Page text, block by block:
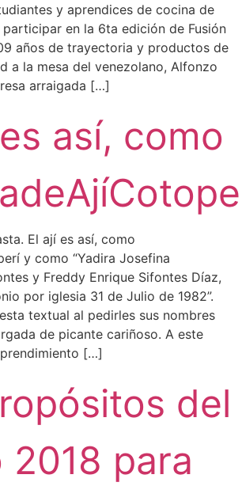
y aprendices de cocina de
en la 6ta edición de Fusión
años de trayectoria y productos de
a la mesa del venezolano, Alfonzo
arraigada […]
así, como
El ají es así, como
y como “Yadira Josefina
y Freddy Enrique Sifontes Díaz,
por iglesia 31 de Julio de 1982”.
textual al pedirles sus nombres
de picante cariñoso. A este
[…]
del
2018 para